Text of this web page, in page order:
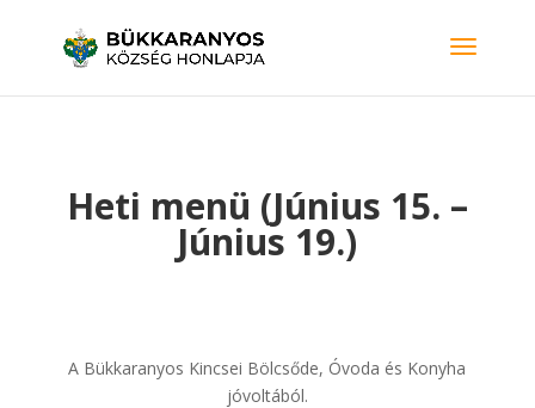
Heti menü (Június 15. –
Június 19.)
A Bükkaranyos Kincsei Bölcsőde, Óvoda és Konyha
jóvoltából.